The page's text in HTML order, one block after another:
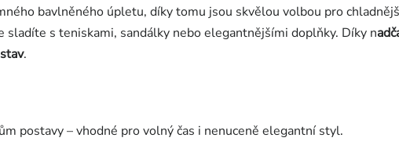
bavlněného úpletu, díky tomu jsou skvělou volbou pro
sladíte s teniskami, sandálky nebo elegantnějšími doplňky. Díky n
.
postavy – vhodné pro volný čas i nenuceně elegantní styl.